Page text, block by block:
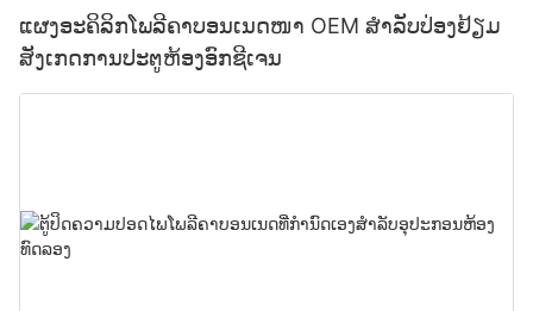
ແຜງອະຄິລິກໂພລີຄາບອນເນດໜາ OEM ສຳລັບປ່ອງຢ້ຽມ
ສັງເກດການປະຕູຫ້ອງອົກຊີເຈນ